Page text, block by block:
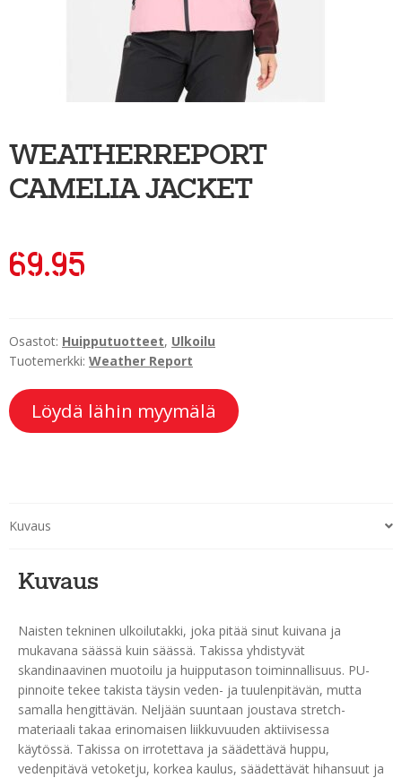
Sportia-tili
WEATHERREPORT
CAMELIA JACKET
69.95
Osastot: Huipputuotteet, Ulkoilu
Tuotemerkki: Weather Report
Löydä lähin myymälä
Kuvaus
Kuvaus
Naisten tekninen ulkoilutakki, joka pitää sinut kuivana ja
mukavana säässä kuin säässä. Takissa yhdistyvät
skandinaavinen muotoilu ja huipputason toiminnallisuus. PU-
pinnoite tekee takista täysin veden- ja tuulenpitävän, mutta
samalla hengittävän. Neljään suuntaan joustava stretch-
materiaali takaa erinomaisen liikkuvuuden aktiivisessa
käytössä. Takissa on irrotettava ja säädettävä huppu,
vedenpitävä vetoketju, korkea kaulus, säädettävät hihansuut ja